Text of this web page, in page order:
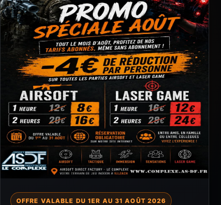
OFFRE VALABLE DU 1ER AU 31 AOÛT 2026